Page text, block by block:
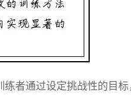
者通过设定挑战性的目